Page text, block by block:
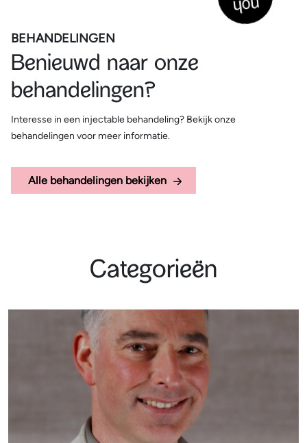
BEHANDELINGEN
Benieuwd naar onze
behandelingen?
Interesse in een injectable behandeling? Bekijk onze
behandelingen voor meer informatie.
Alle behandelingen bekijken
Categorieën